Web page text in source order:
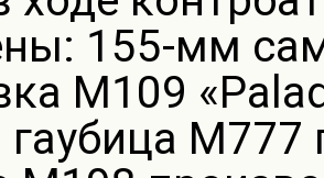
155-мм
М109